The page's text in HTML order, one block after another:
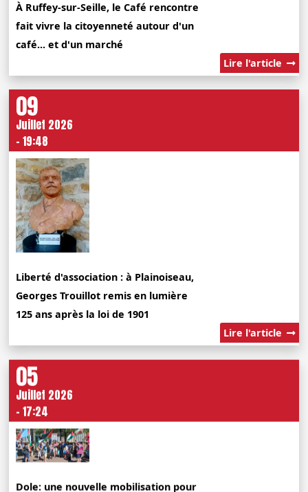
À Ruffey-sur-Seille, le Café rencontre
fait vivre la citoyenneté autour d'un
café... et d'un marché
Lire l'article
09
Juillet 2026
- 19:48
Liberté d'association : à Plainoiseau,
Georges Trouillot remis en lumière
125 ans après la loi de 1901
Lire l'article
05
Juillet 2026
- 17:24
Dole: une nouvelle mobilisation pour